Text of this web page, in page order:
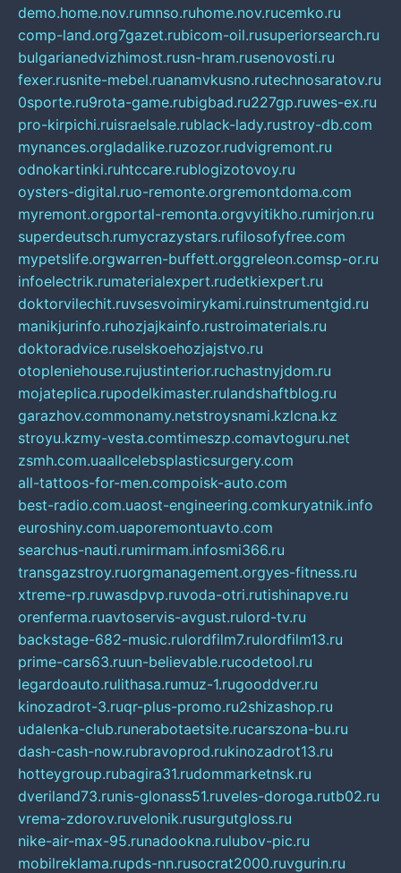
demo.home.nov.rumnso.ruhome.nov.rucemko.ru
comp-land.org7gazet.rubicom-oil.rusuperiorsearch.ru
bulgarianedvizhimost.rusn-hram.rusenovosti.ru
fexer.rusnite-mebel.ruanamvkusno.rutechnosaratov.ru
0sporte.ru9rota-game.rubigbad.ru227gp.ruwes-ex.ru
pro-kirpichi.ruisraelsale.rublack-lady.rustroy-db.com
mynances.orgladalike.ruzozor.rudvigremont.ru
odnokartinki.ruhtccare.rublogizotovoy.ru
oysters-digital.ruo-remonte.orgremontdoma.com
myremont.orgportal-remonta.orgvyitikho.rumirjon.ru
superdeutsch.rumycrazystars.rufilosofyfree.com
mypetslife.orgwarren-buffett.orggreleon.comsp-or.ru
infoelectrik.rumaterialexpert.rudetkiexpert.ru
doktorvilechit.ruvsesvoimirykami.ruinstrumentgid.ru
manikjurinfo.ruhozjajkainfo.rustroimaterials.ru
doktoradvice.ruselskoehozjajstvo.ru
otopleniehouse.rujustinterior.ruchastnyjdom.ru
mojateplica.rupodelkimaster.rulandshaftblog.ru
garazhov.commonamy.netstroysnami.kzlcna.kz
stroyu.kzmy-vesta.comtimeszp.comavtoguru.net
zsmh.com.uaallcelebsplasticsurgery.com
all-tattoos-for-men.compoisk-auto.com
best-radio.com.uaost-engineering.comkuryatnik.info
euroshiny.com.uaporemontuavto.com
searchus-nauti.rumirmam.infosmi366.ru
transgazstroy.ruorgmanagement.orgyes-fitness.ru
xtreme-rp.ruwasdpvp.ruvoda-otri.rutishinapve.ru
orenferma.ruavtoservis-avgust.rulord-tv.ru
backstage-682-music.rulordfilm7.rulordfilm13.ru
prime-cars63.ruun-believable.rucodetool.ru
legardoauto.rulithasa.rumuz-1.rugooddver.ru
kinozadrot-3.ruqr-plus-promo.ru2shizashop.ru
udalenka-club.runerabotaetsite.rucarszona-bu.ru
dash-cash-now.rubravoprod.rukinozadrot13.ru
hotteygroup.rubagira31.rudommarketnsk.ru
dveriland73.runis-glonass51.ruveles-doroga.rutb02.ru
vrema-zdorov.ruvelonik.rusurgutgloss.ru
nike-air-max-95.runadookna.rulubov-pic.ru
mobilreklama.rupds-nn.rusocrat2000.ruvgurin.ru